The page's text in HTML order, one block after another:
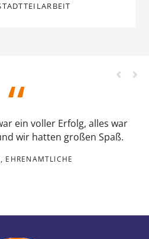
ein voller Erfolg, alles war
wir hatten großen Spaß.
EHRENAMTLICHE